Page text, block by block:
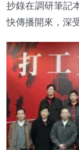
抄錄在調研筆記
快傳播開來，深